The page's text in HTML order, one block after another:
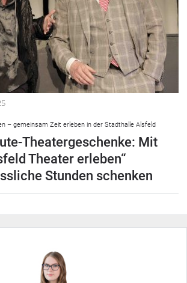
– gemeinsam Zeit erleben in der Stadthalle Alsfeld
Theatergeschenke: Mit
Theater erleben“
Stunden schenken